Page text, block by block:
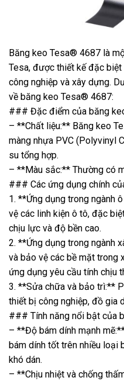
Băng keo Tesa® 4687 là
Tesa, được thiết kế đặc
công nghiệp và xây dựng.
về băng keo Tesa® 4687:
### Đặc điểm của băng
– **Chất liệu:** Băng keo
màng nhựa PVC (Polyvinyl
su tổng hợp.
– **Màu sắc:** Thường có
### Các ứng dụng chính
1. **Ứng dụng trong ngành
vệ các linh kiện ô tô, đặc
chịu lực và độ bền cao.
2. **Ứng dụng trong ngành
và bảo vệ các bề mặt trong
ứng dụng yêu cầu tính chịu
3. **Sửa chữa và bảo trì:**
thiết bị công nghiệp, đồ gia
### Tính năng nổi bật của
– **Độ bám dính mạnh
bám dính tốt trên nhiều loại
khó dán.
– **Chịu nhiệt và chống